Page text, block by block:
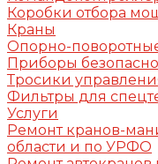
Коробки отбора
Краны
Опорно-
Приборы
Тросики
Фильтры для
Услуги
Ремонт кранов-
области и по УРФО